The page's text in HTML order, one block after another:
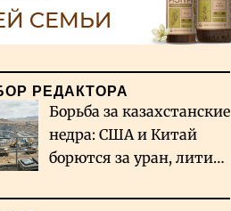
РЕДАКТОРА
Борьба за казахстанские
недра: США и Китай
борются за уран, литий